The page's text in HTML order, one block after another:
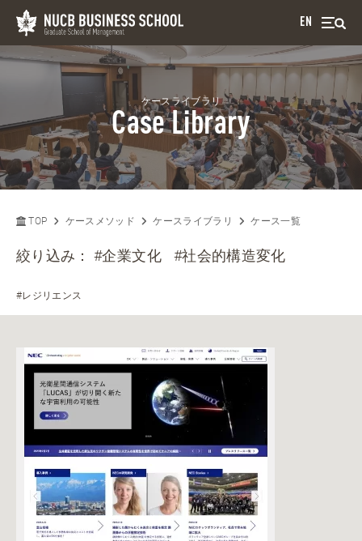
EN
ケースライブラリ
Case Library
TOP ケースメソッド ケースライブラリ ケース一覧
絞り込み：#企業文化 #社会的構造変化
#レジリエンス